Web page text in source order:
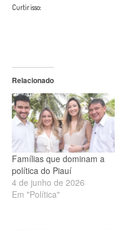
Curtir isso:
Relacionado
Famílias que dominam a
política do Piauí
4 de junho de 2026
Em "Política"